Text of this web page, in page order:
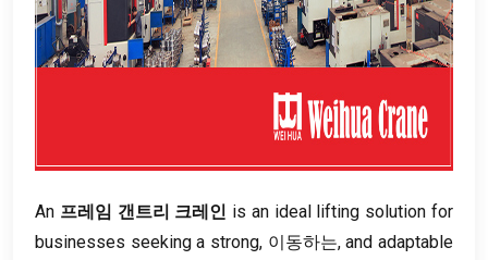
An 프레임 갠트리 크레인 is an ideal lifting solution for
businesses seeking a strong, 이동하는,and adaptable